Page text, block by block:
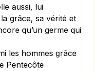
aussi, lui
grâce, sa vérité et
qu’un germe qui
les hommes grâce
Pentecôte